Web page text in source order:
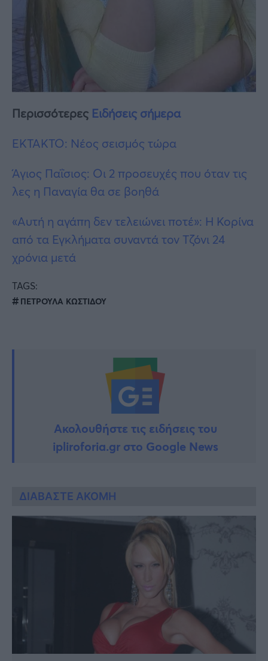
Περισσότερες Ειδήσεις σήμερα
ΕΚΤΑΚΤΟ: Νέος σεισμός τώρα
Άγιος Παΐσιος: Οι 2 προσευχές που όταν τις
λες η Παναγία θα σε βοηθά
«Αυτή η αγάπη δεν τελειώνει ποτέ»: Η Κορίνα
από τα Εγκλήματα συναντά τον Τζόνι 24
χρόνια μετά
TAGS:
ΠΕΤΡΟΥΛΑ ΚΩΣΤΙΔΟΥ
Ακολουθήστε τις ειδήσεις του
ipliroforia.gr στο Google News
ΔΙΑΒΑΣΤΕ ΑΚΟΜΗ